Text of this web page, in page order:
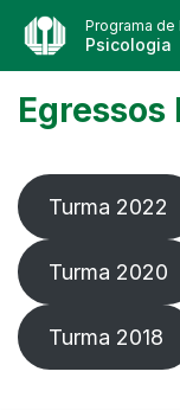
Programa
Psicologia
Turma 2022
Turma 2020
Turma 2018